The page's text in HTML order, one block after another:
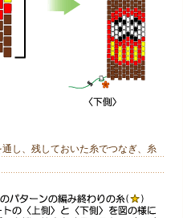
し、残しておいた糸でつなぎ、糸